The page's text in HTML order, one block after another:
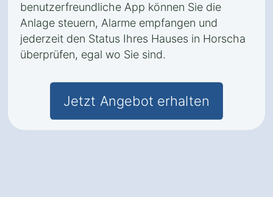
benutzerfreundliche App können Sie die
Anlage steuern, Alarme empfangen und
jederzeit den Status Ihres Hauses in Horscha
überprüfen, egal wo Sie sind.
Jetzt Angebot erhalten